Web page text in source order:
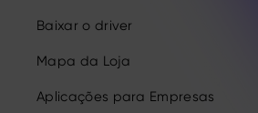
Baixar o driver
Mapa da Loja
Aplicações para Empresas